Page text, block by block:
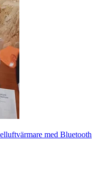
med Bluetooth